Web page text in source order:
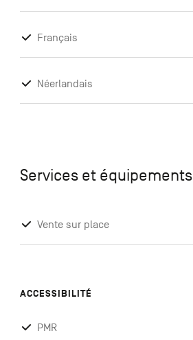
Français
Néerlandais
Services et équipements
Vente sur place
ACCESSIBILITÉ
PMR